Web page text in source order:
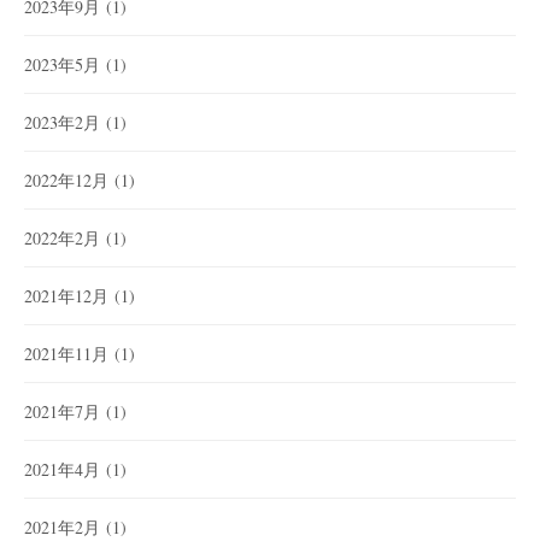
2023年9月 (1)
2023年5月 (1)
2023年2月 (1)
2022年12月 (1)
2022年2月 (1)
2021年12月 (1)
2021年11月 (1)
2021年7月 (1)
2021年4月 (1)
2021年2月 (1)